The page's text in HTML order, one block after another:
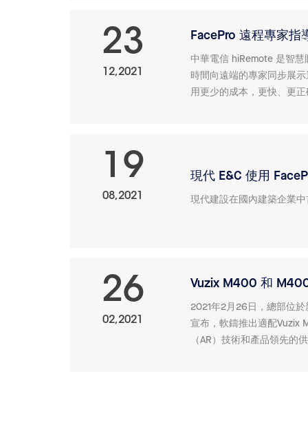
23
12,2021
FacePro 遠程專家指
中華電信 hiRemote 是智
時間向遠端的專家同步展
用更少的成本，更快、更
19
08,2021
現代 E&C 使用
現代建設在國內建築企業
26
02,2021
Vuzix M400 和
2021年2月26日，總部位
宣布，軟鑄推出適配Vuzix
（AR）技術和產品領先的